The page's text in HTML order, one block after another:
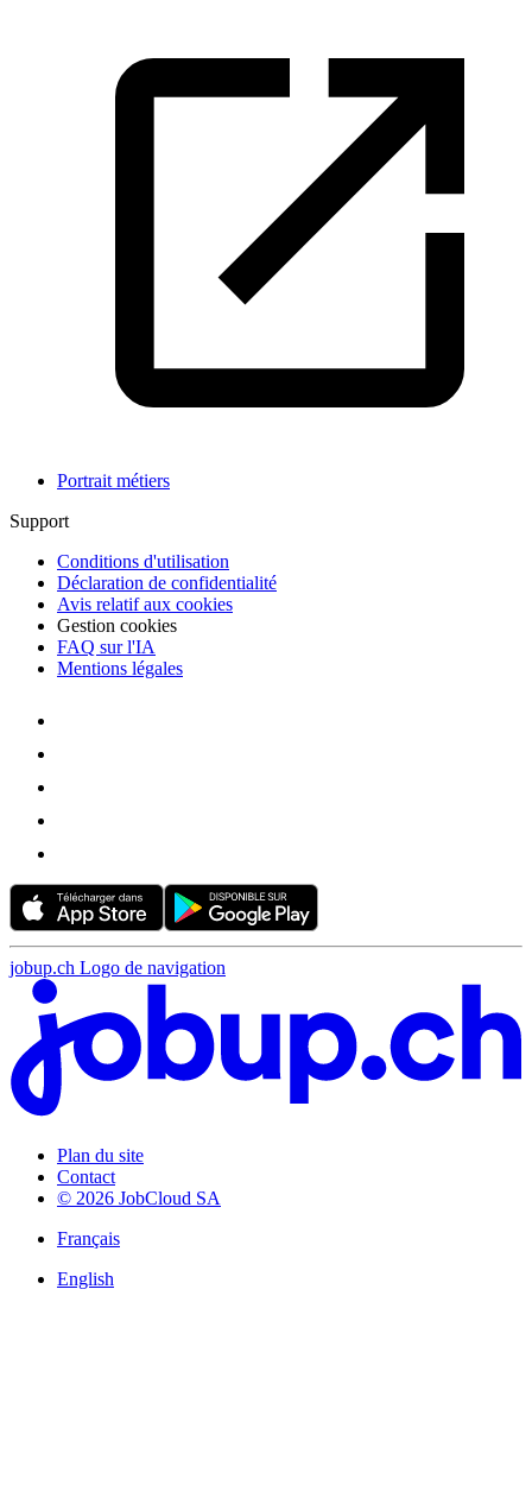
Portrait métiers
Support
Conditions d'utilisation
Déclaration de confidentialité
Avis relatif aux cookies
Gestion cookies
FAQ sur l'IA
Mentions légales
jobup.ch Logo de navigation
Plan du site
Contact
© 2026 JobCloud SA
Français
English